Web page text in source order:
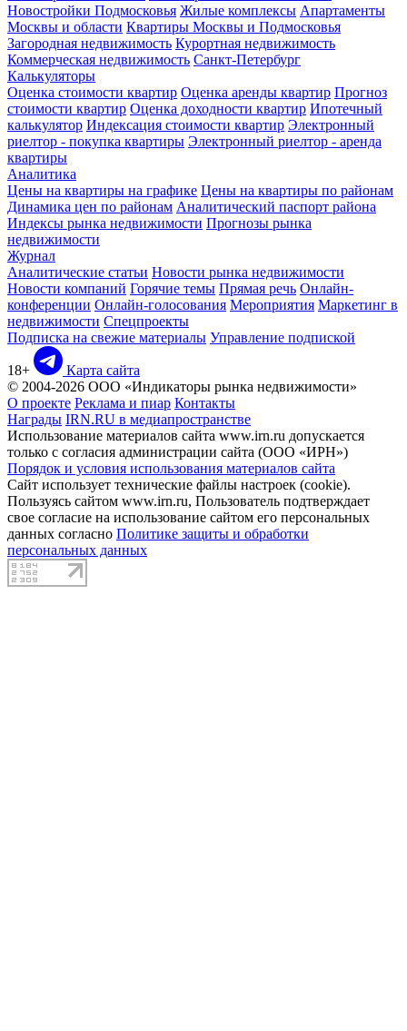
Новостройки Подмосковья Жилые комплексы Апартаменты
Москвы и области Квартиры Москвы и Подмосковья
Загородная недвижимость Курортная недвижимость
Коммерческая недвижимость Санкт-Петербург
Калькуляторы
Оценка стоимости квартир Оценка аренды квартир Прогноз
стоимости квартир Оценка доходности квартир Ипотечный
калькулятор Индексация стоимости квартир Электронный
риелтор - покупка квартиры Электронный риелтор - аренда
квартиры
Аналитика
Цены на квартиры на графике Цены на квартиры по районам
Динамика цен по районам Аналитический паспорт района
Индексы рынка недвижимости Прогнозы рынка
недвижимости
Журнал
Аналитические статьи Новости рынка недвижимости
Новости компаний Горячие темы Прямая речь Онлайн-
конференции Онлайн-голосования Мероприятия Маркетинг в
недвижимости Спецпроекты
Подписка на свежие материалы Управление подпиской
18+
Карта сайта
© 2004-2026 ООО «Индикаторы рынка недвижимости»
О проекте Реклама и пиар Контакты
Награды IRN.RU в медиапространстве
Использование материалов сайта www.irn.ru допускается
только с согласия администрации сайта (ООО «ИРН»)
Порядок и условия использования материалов сайта
Сайт использует технические файлы настроек (cookie).
Пользуясь сайтом www.irn.ru, Пользователь подтверждает
свое согласие на использование сайтом его персональных
данных согласно Политике защиты и обработки
персональных данных